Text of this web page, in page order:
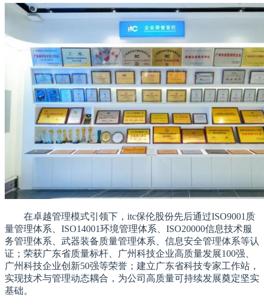
在卓越管理模式引领下，itc保伦股份先后通过ISO9001质
量管理体系、ISO14001环境管理体系、ISO20000信息技术服
务管理体系、武器装备质量管理体系、信息安全管理体系等认
证；荣获广东省质量标杆、广州科技企业高质量发展100强、
广州科技企业创新50强等荣誉；建立广东省科技专家工作站，
实现技术与管理动态耦合，为公司高质量可持续发展奠定坚实
基础。